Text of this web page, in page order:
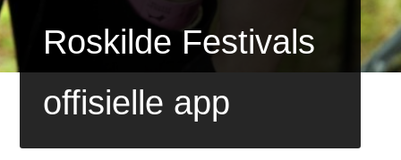
Roskilde Festivals
offisielle app